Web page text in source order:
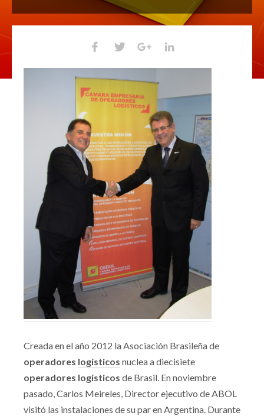
Creada en el año 2012 la Asociación Brasileña de
operadores logísticos nuclea a diecisiete
operadores logísticos de Brasil. En noviembre
pasado, Carlos Meireles, Director ejecutivo de ABOL
visitó las instalaciones de su par en Argentina. Durante